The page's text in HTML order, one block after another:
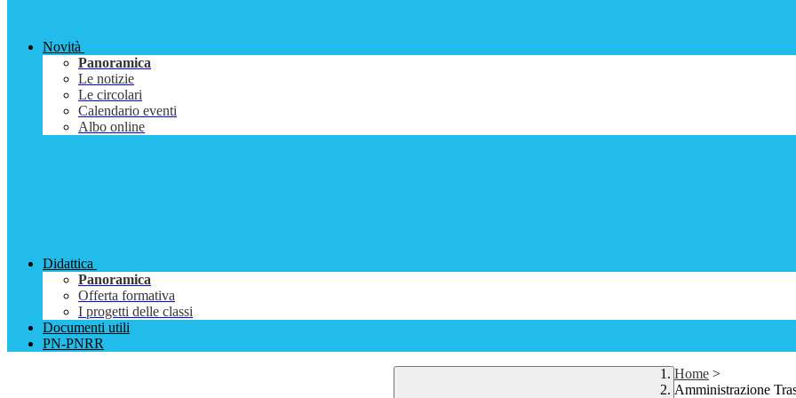
Novità
Panoramica
Le notizie
Le circolari
Calendario eventi
Albo online
Didattica
Panoramica
Offerta formativa
I progetti delle classi
Documenti utili
PN-PNRR
Home >
Amministrazione